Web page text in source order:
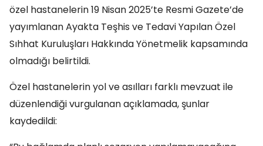
özel hastanelerin 19 Nisan 2025’te Resmi Gazete’de
yayımlanan Ayakta Teşhis ve Tedavi Yapılan Özel
Sıhhat Kuruluşları Hakkında Yönetmelik kapsamında
olmadığı belirtildi.
Özel hastanelerin yol ve asılları farklı mevzuat ile
düzenlendiği vurgulanan açıklamada, şunlar
kaydedildi: